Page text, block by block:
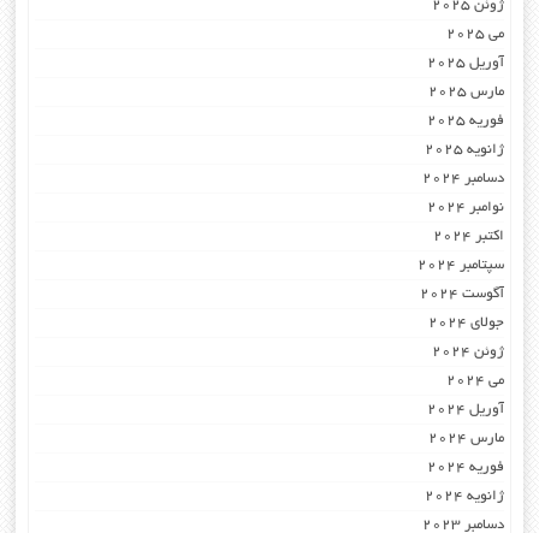
ژوئن 2025
می 2025
آوریل 2025
مارس 2025
فوریه 2025
ژانویه 2025
دسامبر 2024
نوامبر 2024
اکتبر 2024
سپتامبر 2024
آگوست 2024
جولای 2024
ژوئن 2024
می 2024
آوریل 2024
مارس 2024
فوریه 2024
ژانویه 2024
دسامبر 2023